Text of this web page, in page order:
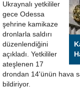
Ukraynalı yetkililer
gece Odessa
şehrine kamikaze
dronlarla saldırı
düzenlendiğini
açıkladı. Yetkililer
ateşlenen 17
drondan 14'ünün hava
bildiriyor.